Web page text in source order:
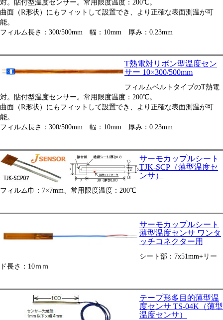
対。貼付型温度センサー。常用限度温度：200℃。
曲面（R形状）にもフィットして設置でき、より正確な表面測温が可
能。
フィルム長さ：300/500mm 幅：10mm 厚み：0.23mm
T熱電対リボン型温度セン
サー 10×300/500mm
フィルムベルトタイプのT熱電
対。貼付型温度センサー。常用限度温度：200℃。
曲面（R形状）にもフィットして設置でき、より正確な表面測温が可
能。
フィルム長さ：300/500mm 幅：10mm 厚み：0.23mm
サーモカップルシート
TJK-SCP（薄型温度セ
ンサ）
フィルム巾：7×7mm、常用限度温度：200℃
サーモカップルシート
薄型温度センサ ワンタ
ッチコネクター用
シート部：7x51mm+リー
ド長さ：10ｍｍ
テープ形多目的薄型温
度センサ TS-04K（薄型
温度センサ）